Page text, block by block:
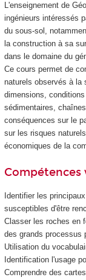
L'enseignement de
ingénieurs intéressés
du sous-sol,
la construction à sa
dans le domaine du
Ce cours permet de
naturels observés à la
dimensions,
sédimentaires,
conséquences sur le
sur les risques
économiques de la
Compétences
Identifier les
susceptibles d'être
Classer les roches en
des grands processus
Utilisation du
Identification l'usage
Comprendre des